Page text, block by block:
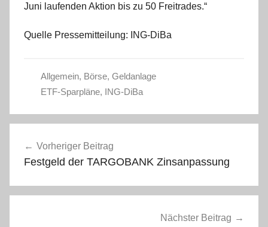
Juni laufenden Aktion bis zu 50 Freitrades.“
Quelle Pressemitteilung: ING-DiBa
Allgemein, Börse, Geldanlage
ETF-Sparpläne, ING-DiBa
Vorheriger Beitrag
Festgeld der TARGOBANK Zinsanpassung
Nächster Beitrag